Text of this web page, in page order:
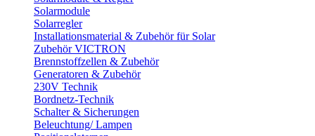
Solarmodule
Solarregler
Installationsmaterial & Zubehör für Solar
Zubehör VICTRON
Brennstoffzellen & Zubehör
Generatoren & Zubehör
230V Technik
Bordnetz-Technik
Schalter & Sicherungen
Beleuchtung/ Lampen